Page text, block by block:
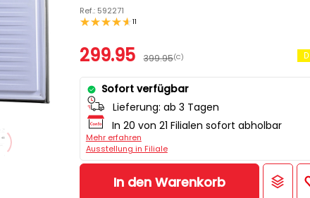
Ref.: 592271
11
299.95 399.95(C) D
Sofort verfügbar
Lieferung: ab 3 Tagen
In 20 von 21 Filialen sofort abholbar
Mehr erfahren
Ausstellung in Filiale
In den Warenkorb